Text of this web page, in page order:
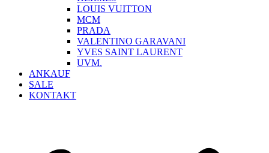
LOUIS VUITTON
MCM
PRADA
VALENTINO GARAVANI
YVES SAINT LAURENT
UVM.
ANKAUF
SALE
KONTAKT